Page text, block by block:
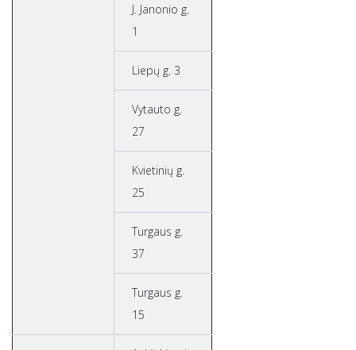
J. Janonio g.
1
Liepų g. 3
Vytauto g.
27
Kvietinių g.
25
Turgaus g.
37
Turgaus g.
15